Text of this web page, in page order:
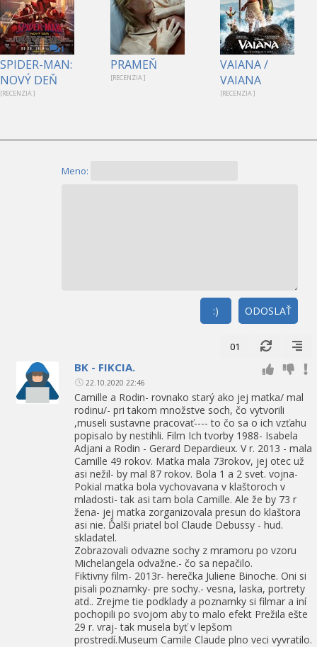
1
SPIDER-MAN:
NOVÝ DEŇ
[RECENZIA ]
PRAMEŇ
[RECENZIA ]
VAIANA /
VAIANA
[RECENZIA ]
Meno:
ODOSLAŤ
:)
01
BK - FIKCIA.
22.10.2020 22:46
Camille a Rodin- rovnako starý ako jej matka/ mal
rodinu/- pri takom množstve soch, čo vytvorili
,museli sustavne pracovať---- to čo sa o ich vzťahu
popisalo by nestihli. Film Ich tvorby 1988- Isabela
Adjani a Rodin - Gerard Depardieux. V r. 2013 - mala
Camille 49 rokov. Matka mala 73rokov, jej otec už
asi nežil- by mal 87 rokov. Bola 1 a 2 svet. vojna-
Pokial matka bola vychovavana v klaštoroch v
mladosti- tak asi tam bola Camille. Ale že by 73 r
žena- jej matka zorganizovala presun do klaštora
asi nie. Ďalši priatel bol Claude Debussy - hud.
skladatel.
Zobrazovali odvazne sochy z mramoru po vzoru
Michelangela odvažne.- čo sa nepačilo.
Fiktivny film- 2013r- herečka Juliene Binoche. Oni si
pisali poznamky- pre sochy.- vesna, laska, portrety
atd.. Zrejme tie podklady a poznamky si filmar a iní
pochopili po svojom aby to malo efekt Prežila ešte
29 r. vraj- tak musela byť v lepšom
prostredí.Museum Camile Claude plno veci vyvratilo.